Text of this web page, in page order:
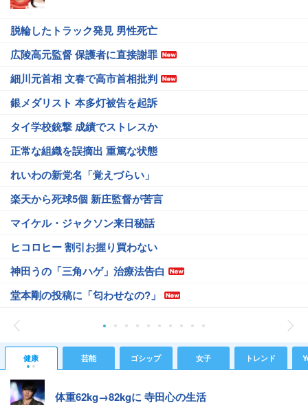
脱輪したトラック発見 男性死亡
広陵高元監督 保護者に直接謝罪
細川元首相 文春で高市首相批判
銀メダリスト 本多灯被告を起訴
タイ学校銃撃 成績でストレスか
正常な組織を誤摘出 重篤な状態
れいわの新党名「覚えづらい」
楽天から死球5個 新庄監督が苦言
マイケル・ジャクソン来日秘話
ヒコロヒー 割引お握り買わない
神田うの「三角ハゲ」治療法告白
堂本剛の投稿に「匂わせなの?」
健康 芸能 ゴシップ 女子 トレンド
体重62kg→82kgに 寺田心の生活